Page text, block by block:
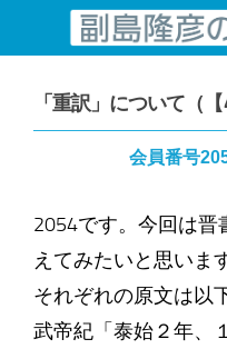
コンテンツへスキッ
「重訳」について（
会員番号
2054です。今回は晋
えてみたいと思います
それぞれの原文は以
武帝紀「泰始２年、